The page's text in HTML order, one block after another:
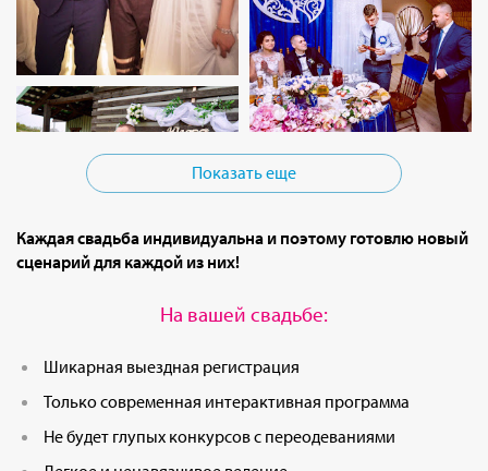
Показать еще
Каждая свадьба индивидуальна и поэтому готовлю новый
сценарий для каждой из них!
На вашей свадьбе:
Шикарная выездная регистрация
Только современная интерактивная программа
Не будет глупых конкурсов с переодеваниями